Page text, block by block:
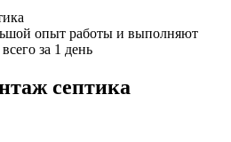
опыт работы и выполняют
за 1 день
септика